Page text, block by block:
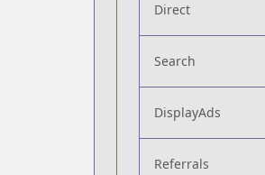
Direct
Search
DisplayAds
Referrals